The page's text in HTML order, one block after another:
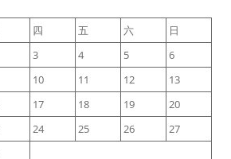
四 五 六
日
3 4 5
6
10 11 12
13
17 18 19
20
24 25 26
27